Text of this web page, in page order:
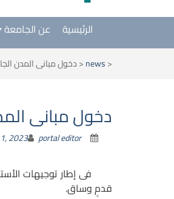
عن الجامعة الرئيسية
<
news
<دخول مبانى المدن
دخول مبانى
2023 portal editor
فى إطار توجيهات
قدمٍ وساق.